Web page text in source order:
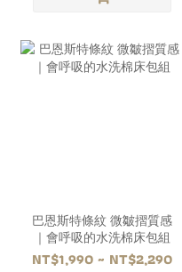
巴恩斯特條紋 微皺摺質感
｜會呼吸的水洗棉床包組
NT$1,990 ~ NT$2,290